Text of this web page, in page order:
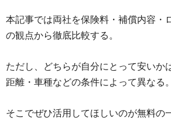
本記事では両社を保険料・補償内容・
の観点から徹底比較する。
ただし、どちらが自分にとって安いか
距離・車種などの条件によって異なる。
そこでぜひ活用してほしいのが無料の